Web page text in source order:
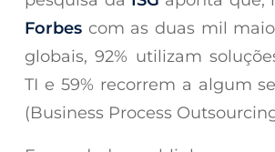
Forbes com as duas mil
globais, 92% utilizam
TI e 59% recorrem a algum
(Business Process